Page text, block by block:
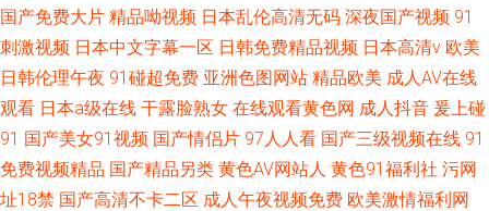
国产免费大片 精品呦视频 日本乱伦高清无码 深夜国产视频 91
刺激视频 日本中文字幕一区 日韩免费精品视频 日本高清v 欧美
日韩伦理午夜 91碰超免费 亚洲色图网站 精品欧美 成人AV在线
观看 日本a级在线 干露脸熟女 在线观看黄色网 成人抖音 爰上碰
91 国产美女91视频 国产情侣片 97人人看 国产三级视频在线 91
免费视频精品 国产精品另类 黄色AV网站人 黄色91福利社 污网
址18禁 国产高清不卡二区 成人午夜视频免费 欧美激情福利网